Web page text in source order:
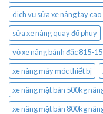
dịch vụ sửa xe nâng tay cao
sửa xe nâng quay đổ phuy
vỏ xe nâng bánh đặc 815-15
xe nâng máy móc thiết bị
xe nâng mặt bàn 500kg
xe nâng mặt bàn 800kg